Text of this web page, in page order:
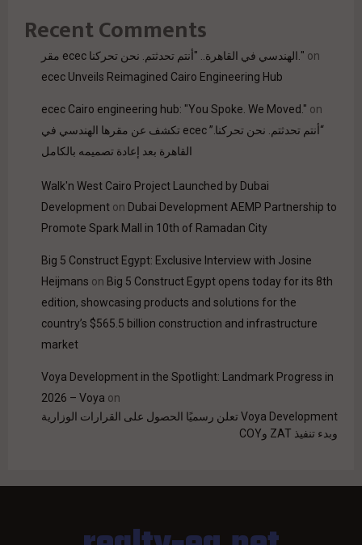
Recent Comments
مقر ecec الهندسي في القاهرة.. "أنتم تحدثتم. نحن تحركنا." on
ecec Unveils Reimagined Cairo Engineering Hub
ecec Cairo engineering hub: "You Spoke. We Moved." on
“أنتم تحدثتم. نحن تحركنا.” ecec تكشف عن مقرها الهندسي في
القاهرة بعد إعادة تصميمه بالكامل
Walk'n West Cairo Project Launched by Dubai
Development on Dubai Development AEMP Partnership to
Promote Spark Mall in 10th of Ramadan City
Big 5 Construct Egypt: Exclusive Interview with Josine
Heijmans on Big 5 Construct Egypt opens today for its 8th
edition, showcasing products and solutions for the
country’s $565.5 billion construction and infrastructure
market
Voya Development in the Spotlight: Landmark Progress in
2026 – Voya on
Voya Development تعلن رسميًا الحصول على القرارات الوزارية
وبدء تنفيذ ZAT وCOY